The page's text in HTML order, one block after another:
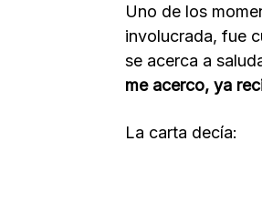
Uno de los
involucrada, fue
se acerca a
me acerco, ya
La carta decía: